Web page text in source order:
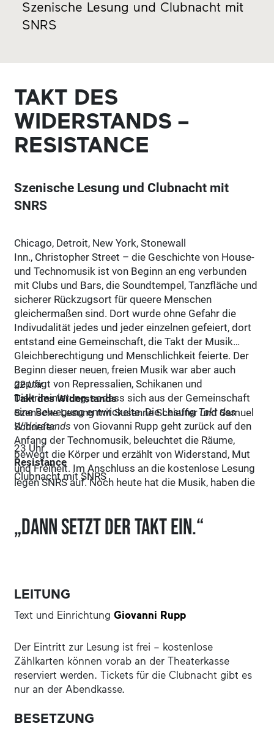
Szenische Lesung und Clubnacht mit
SNRS
TAKT DES
WIDERSTANDS –
RESISTANCE
Szenische Lesung und Clubnacht mit
SNRS
Chicago, Detroit, New York, Stonewall
Inn., Christopher Street – die Geschichte von House-
und Technomusik ist von Beginn an eng verbunden
mit Clubs und Bars, die Soundtempel, Tanzfläche und
sicherer Rückzugsort für queere Menschen
gleichermaßen sind. Dort wurde ohne Gefahr die
Indivudalität jedes und jeder einzelnen gefeiert, dort
entstand eine Gemeinschaft, die Takt der Musik
Gleichberechtigung und Menschlichkeit feierte. Der
Beginn dieser neuen, freien Musik war aber auch
geprägt von Repressalien, Schikanen und
Diskriminierung, sodass sich aus der Gemeinschaft
eine Bewegung entwickelte. Die LesungTakt des
Widerstandsvon Giovanni Rupp geht zurück auf den
Anfang der Technomusik, beleuchtet die Räume,
bewegt die Körper und erzählt von Widerstand, Mut
und Freiheit. Im Anschluss an die kostenlose Lesung
legen SNRS auf. Noch heute hat die Musik, haben die
mit uns!
22 Uhr
Takt des Widerstands
Szensche Lesung mit Susanne Schieffer und Samuel
Schriefer
23 Uhr
Resistance
Clubnacht mit SNRS
„Dann setzt der Takt ein.“
LEITUNG
Text und Einrichtung Giovanni Rupp
Der Eintritt zur Lesung ist frei – kostenlose
Zählkarten können vorab an der Theaterkasse
reserviert werden. Tickets für die Clubnacht gibt es
nur an der Abendkasse.
BESETZUNG